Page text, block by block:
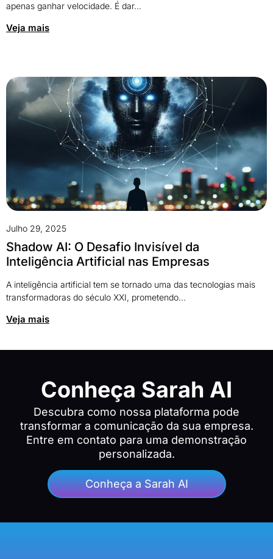
apenas ganhar velocidade. É dar...
Veja mais
Julho 29, 2025
Shadow AI: O Desafio Invisível da
Inteligência Artificial nas Empresas
A inteligência artificial tem se tornado uma das tecnologias mais
transformadoras do século XXI, prometendo...
Veja mais
Conheça Sarah AI
Descubra como nossa plataforma pode
transformar a comunicação da sua empresa.
Entre em contato para uma demonstração
personalizada.
Conheça a Sarah AI